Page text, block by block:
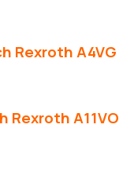
Rexroth A4VG
Rexroth A11VO